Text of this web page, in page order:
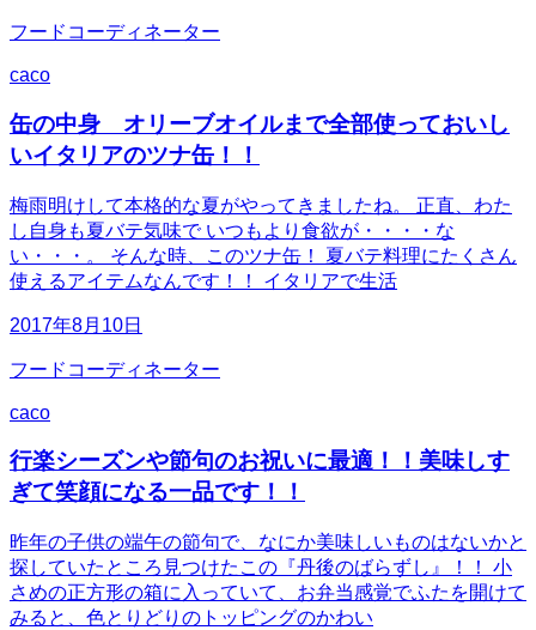
フードコーディネーター
caco
缶の中身 オリーブオイルまで全部使っておいし
いイタリアのツナ缶！！
梅雨明けして本格的な夏がやってきましたね。 正直、わた
し自身も夏バテ気味で いつもより食欲が・・・・な
い・・・。 そんな時、このツナ缶！ 夏バテ料理にたくさん
使えるアイテムなんです！！ イタリアで生活
2017年8月10日
フードコーディネーター
caco
行楽シーズンや節句のお祝いに最適！！美味しす
ぎて笑顔になる一品です！！
昨年の子供の端午の節句で、なにか美味しいものはないかと
探していたところ見つけたこの『丹後のばらずし』！！ 小
さめの正方形の箱に入っていて、お弁当感覚でふたを開けて
みると、色とりどりのトッピングのかわい